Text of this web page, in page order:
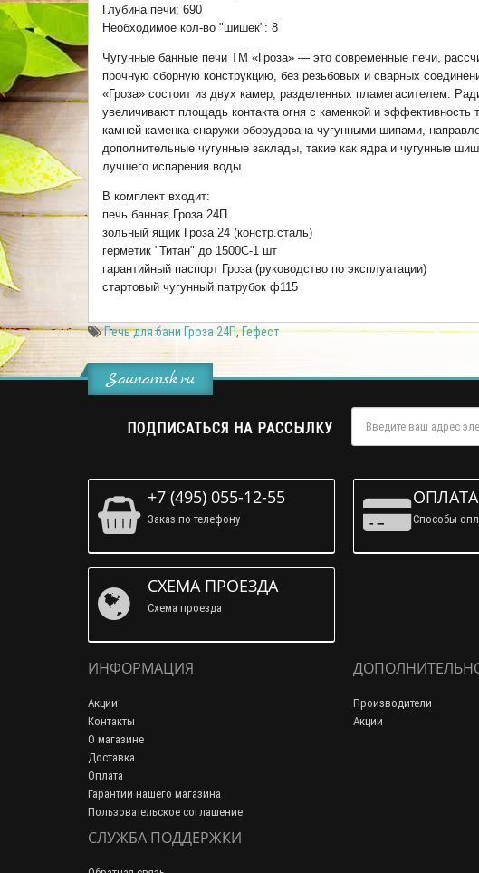
Глубина печи: 690
Необходимое кол-во "шишек": 8
Чугунные банные печи ТМ «Гроза» — это современные печи,
прочную сборную конструкцию, без резьбовых и сварных
«Гроза» состоит из двух камер, разделенных пламегасителем.
увеличивают площадь контакта огня с каменкой и
камней каменка снаружи оборудована чугунными шипами,
дополнительные чугунные заклады, такие как ядра и чугунные
лучшего испарения воды.
В комплект входит:
печь банная Гроза 24П
зольный ящик Гроза 24 (констр.сталь)
герметик "Титан" до 1500С-1 шт
гарантийный паспорт Гроза (руководство по эксплуатации)
стартовый чугунный патрубок ф115
Печь для бани Гроза 24П,Гефест
Saunamsk.ru
ПОДПИСАТЬСЯ НА РАССЫЛКУ
+7 (495) 055-12-55
Заказ по телефону
ОПЛАТА
Способы
СХЕМА ПРОЕЗДА
Схема проезда
ИНФОРМАЦИЯ
Акции
Контакты
О магазине
Доставка
Оплата
Гарантии нашего магазина
Пользовательское соглашение
СЛУЖБА ПОДДЕРЖКИ
Производители
Акции